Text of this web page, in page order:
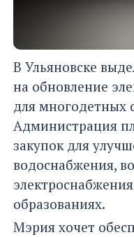
В Ульяновске
на обновление
для многодетных
Администрация
закупок для
водоснабжения,
образованиях.
Мэрия хочет